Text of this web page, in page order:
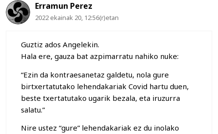
Erramun Perez
2022 ekainak 20, 12:56(r)etan
Guztiz ados Angelekin.
Hala ere, gauza bat azpimarratu nahiko nuke:
“Ezin da kontraesanetaz galdetu, nola gure
birtxertatutako lehendakariak Covid hartu duen,
beste txertatutako ugarik bezala, eta iruzurra
salatu.”
Nire ustez “gure” lehendakariak ez du inolako